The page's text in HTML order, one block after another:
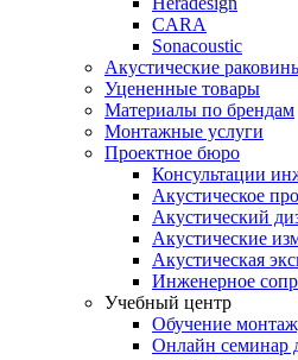
CARA
Sonacoustic
Акустические
Уцененные товары
Материалы по брендам
Монтажные услуги
Проектное бюро
Консультации
Акустическое
Акустический
Акустические
Акустическая
Инженерное
Учебный центр
Обучение
Онлайн семинар